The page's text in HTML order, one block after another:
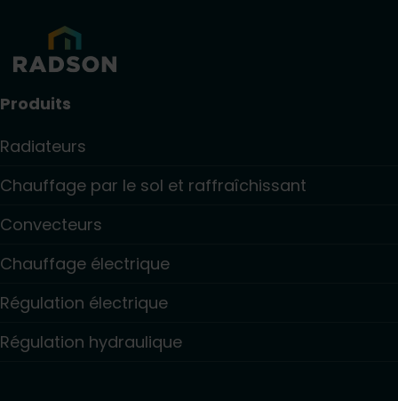
Produits
Radiateurs
Chauffage par le sol et raffraîchissant
Convecteurs
Chauffage électrique
Régulation électrique
Régulation hydraulique